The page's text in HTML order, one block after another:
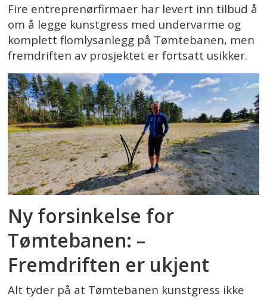
Fire entreprenørfirmaer har levert inn tilbud å
om å legge kunstgress med undervarme og
komplett flomlysanlegg på Tømtebanen, men
fremdriften av prosjektet er fortsatt usikker.
Ny forsinkelse for
Tømtebanen: –
Fremdriften er ukjent
Alt tyder på at Tømtebanen kunstgress ikke